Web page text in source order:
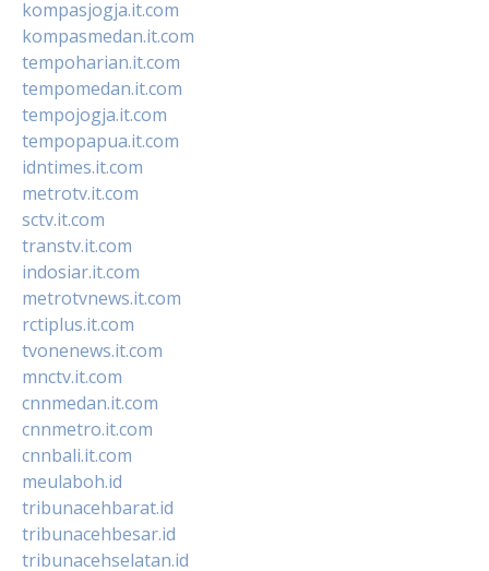
kompasjogja.it.com
kompasmedan.it.com
tempoharian.it.com
tempomedan.it.com
tempojogja.it.com
tempopapua.it.com
idntimes.it.com
metrotv.it.com
sctv.it.com
transtv.it.com
indosiar.it.com
metrotvnews.it.com
rctiplus.it.com
tvonenews.it.com
mnctv.it.com
cnnmedan.it.com
cnnmetro.it.com
cnnbali.it.com
meulaboh.id
tribunacehbarat.id
tribunacehbesar.id
tribunacehselatan.id